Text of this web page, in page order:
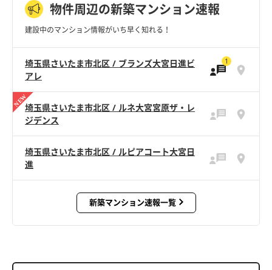
物件周辺の新築マンション速報
建設中のマンション情報がいち早く知れる！
埼玉県さいたま市北区 / ブランズ大宮日進ビ
アレ
1
埼玉県さいたま市北区 / ルネ大宮宮原ザ・レ
ジデンス
埼玉県さいたま市北区 / ルピアコート大宮日
進
新築マンション速報一覧